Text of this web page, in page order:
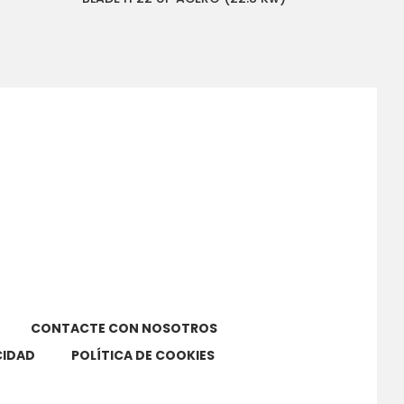
CONTACTE CON NOSOTROS
POLÍTICA DE COOKIES